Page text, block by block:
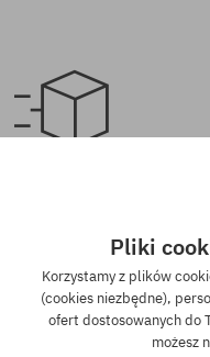
zamówień powyżej 350 zł
GRATIS, niezależnie od
płatności i przewoźnika.
Pliki
Korzystamy z plików
(cookies niezbędne),
ofert dostosowanych do
możesz